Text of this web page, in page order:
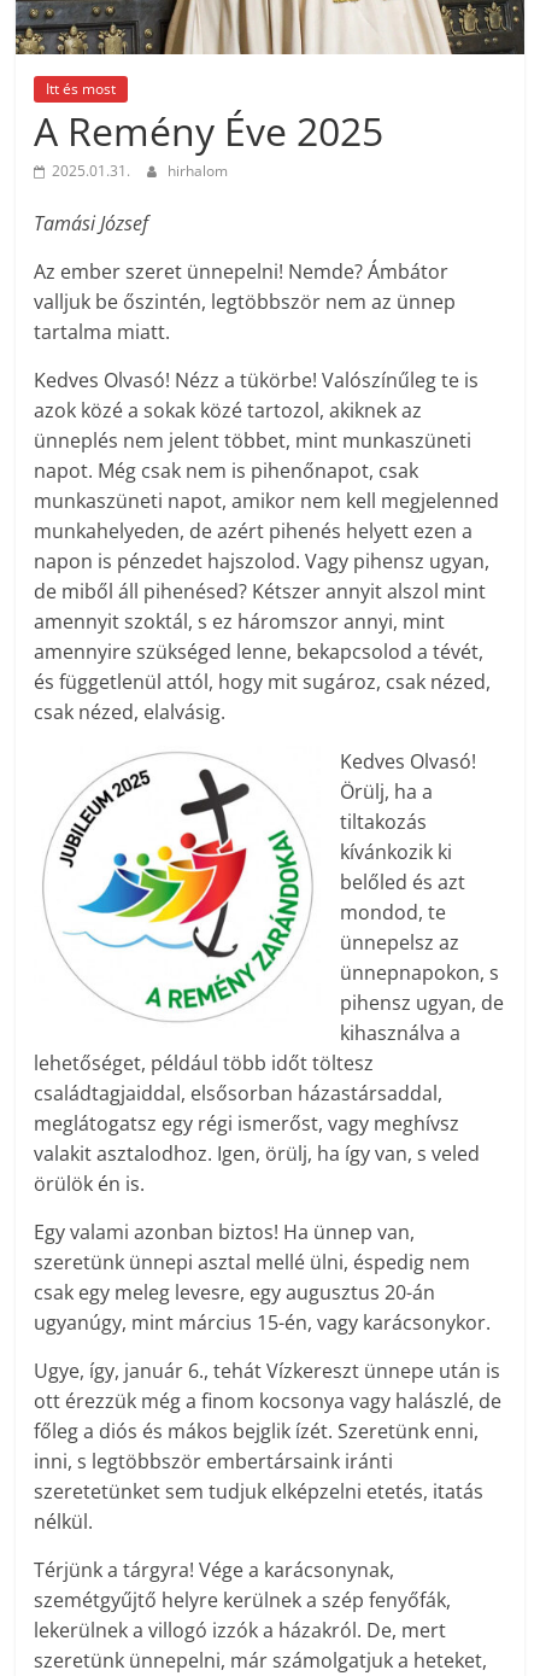
Itt és most
A Remény Éve 2025
2025.01.31. hirhalom
Tamási József
Az ember szeret ünnepelni! Nemde? Ámbátor
valljuk be őszintén, legtöbbször nem az ünnep
tartalma miatt.
Kedves Olvasó! Nézz a tükörbe! Valószínűleg te is
azok közé a sokak közé tartozol, akiknek az
ünneplés nem jelent többet, mint munkaszüneti
napot. Még csak nem is pihenőnapot, csak
munkaszüneti napot, amikor nem kell megjelenned
munkahelyeden, de azért pihenés helyett ezen a
napon is pénzedet hajszolod. Vagy pihensz ugyan,
de miből áll pihenésed? Kétszer annyit alszol mint
amennyit szoktál, s ez háromszor annyi, mint
amennyire szükséged lenne, bekapcsolod a tévét,
és függetlenül attól, hogy mit sugároz, csak nézed,
csak nézed, elalvásig.
Kedves Olvasó!
Örülj, ha a
tiltakozás
kívánkozik ki
belőled és azt
mondod, te
ünnepelsz az
ünnepnapokon, s
pihensz ugyan, de
kihasználva a
lehetőséget, például több időt töltesz
családtagjaiddal, elsősorban házastársaddal,
meglátogatsz egy régi ismerőst, vagy meghívsz
valakit asztalodhoz. Igen, örülj, ha így van, s veled
örülök én is.
Egy valami azonban biztos! Ha ünnep van,
szeretünk ünnepi asztal mellé ülni, éspedig nem
csak egy meleg levesre, egy augusztus 20-án
ugyanúgy, mint március 15-én, vagy karácsonykor.
Ugye, így, január 6., tehát Vízkereszt ünnepe után is
ott érezzük még a finom kocsonya vagy halászlé, de
főleg a diós és mákos bejglik ízét. Szeretünk enni,
inni, s legtöbbször embertársaink iránti
szeretetünket sem tudjuk elképzelni etetés, itatás
nélkül.
Térjünk a tárgyra! Vége a karácsonynak,
szemétgyűjtő helyre kerülnek a szép fenyőfák,
lekerülnek a villogó izzók a házakról. De, mert
szeretünk ünnepelni, már számolgatjuk a heteket,